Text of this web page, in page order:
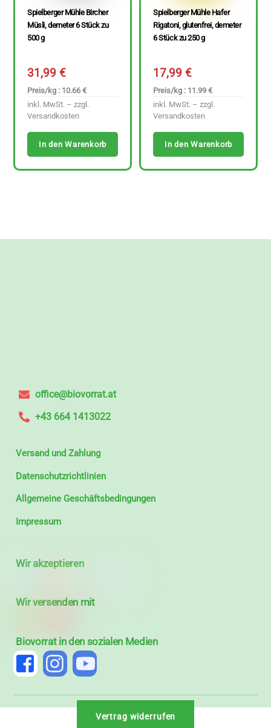
Spielberger Mühle Bircher
Müsli, demeter 6 Stück zu
500 g
31,99€
Preis/kg : 10.66 €
inkl. MwSt. – zzgl.
Versandkosten
In den Warenkorb
Spielberger Mühle Hafer
Rigatoni, glutenfrei, demeter
6 Stück zu 250 g
17,99€
Preis/kg : 11.99 €
inkl. MwSt. – zzgl.
Versandkosten
In den Warenkorb
office@biovorrat.at
+43 664 1413022
Versand und Zahlung
Datenschutzrichtlinien
Allgemeine Geschäftsbedingungen
Impressum
Wir akzeptieren
Wir versenden mit
Biovorrat in den sozialen Medien
Vertrag widerrufen